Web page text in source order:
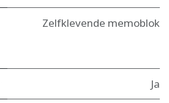
Zelfklevende memoblok
Ja